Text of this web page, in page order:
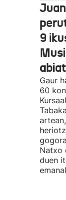
9
Gaur
60
Natxo
duen